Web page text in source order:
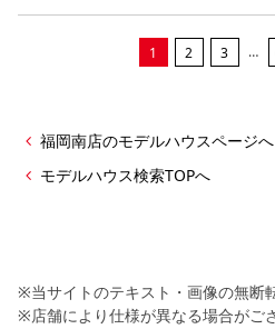
1 2 3 …
福岡南店のモデルハウスページへ
モデルハウス検索TOPへ
※当サイトのテキスト・画像の無断
※店舗により仕様が異なる場合がご